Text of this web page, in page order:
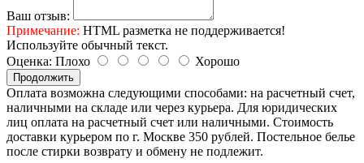
Ваш отзыв:
Примечание: HTML разметка не поддерживается!
Используйте обычный текст.
Оценка: Плохо Хорошо
Продолжить
Оплата возможна следующими способами: на расчетный счет,
наличными на складе или через курьера. Для юридических
лиц оплата на расчетный счет или наличными. Стоимость
доставки курьером по г. Москве 350 рублей. Постельное белье
после стирки возврату и обмену не подлежит.